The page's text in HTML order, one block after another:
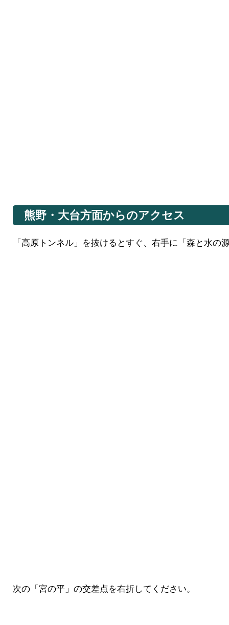
熊野・大台方面からのアクセス
「高原トンネル」を抜けるとすぐ、右手に「森と水の
次の「宮の平」の交差点を右折してください。